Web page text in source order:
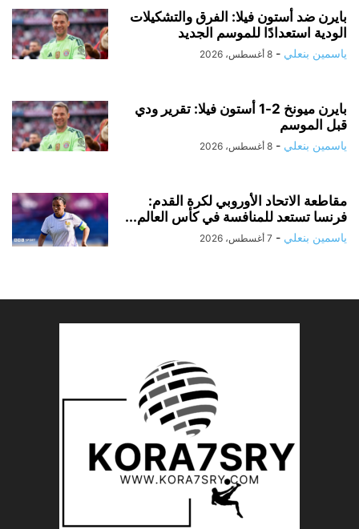
بايرن ضد أستون فيلا: الفرق والتشكيلات
الودية استعدادًا للموسم الجديد
ياسمين بنعلي - 8 أغسطس، 2026
بايرن ميونخ 2-1 أستون فيلا: تقرير ودي
قبل الموسم
ياسمين بنعلي - 8 أغسطس، 2026
مقاطعة الاتحاد الأوروبي لكرة القدم:
فرنسا تستعد للمنافسة في كأس العالم...
ياسمين بنعلي - 7 أغسطس، 2026